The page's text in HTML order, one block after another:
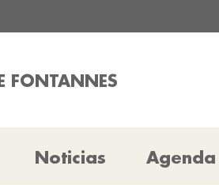
FONTANNES
Noticias Agenda